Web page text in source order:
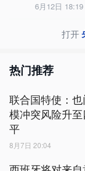
6月12日 18:19
打开
热门推荐
联合国特使：
模冲突风险升
平
8月7日 20:04